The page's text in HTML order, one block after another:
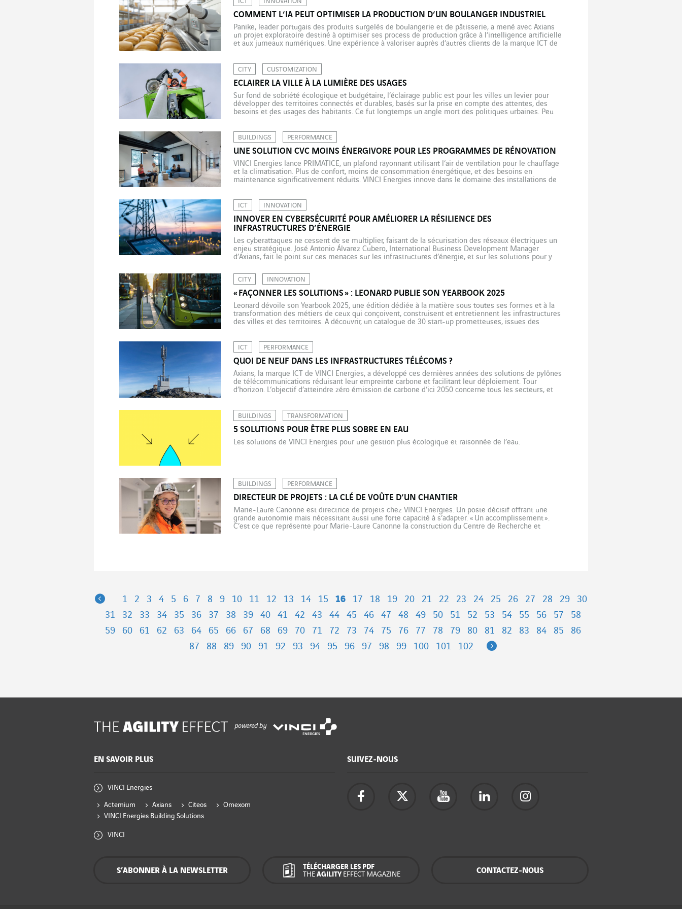
COMMENT L’IA PEUT OPTIMISER LA PRODUCTION D’UN BOULANGER INDUSTRIEL
Panike, leader portugais des produits surgelés de boulangerie et de pâtisserie, a mené avec Axians
un projet exploratoire destiné à optimiser ses process de production grâce à l’intelligence artificielle
et aux jumeaux numériques. Une expérience à valoriser auprès d’autres clients de la marque ICT de
CITY CUSTOMIZATION
ECLAIRER LA VILLE À LA LUMIÈRE DES USAGES
Sur fond de sobriété écologique et budgétaire, l’éclairage public est pour les villes un levier pour
développer des territoires connectés et durables, basés sur la prise en compte des attentes, des
besoins et des usages des habitants. Ce fut longtemps un angle mort des politiques urbaines. Peu
BUILDINGS PERFORMANCE
UNE SOLUTION CVC MOINS ÉNERGIVORE POUR LES PROGRAMMES DE RÉNOVATION
VINCI Energies lance PRIMATICE, un plafond rayonnant utilisant l’air de ventilation pour le chauffage
et la climatisation. Plus de confort, moins de consommation énergétique, et des besoins en
maintenance significativement réduits. VINCI Energies innove dans le domaine des installations de
ICT INNOVATION
INNOVER EN CYBERSÉCURITÉ POUR AMÉLIORER LA RÉSILIENCE DES
INFRASTRUCTURES D’ÉNERGIE
Les cyberattaques ne cessent de se multiplier, faisant de la sécurisation des réseaux électriques un
enjeu stratégique. José Antonio Álvarez Cubero, International Business Development Manager
d’Axians, fait le point sur ces menaces sur les infrastructures d’énergie, et sur les solutions pour y
Omexom et […]
CITY INNOVATION
« FAÇONNER LES SOLUTIONS » : LEONARD PUBLIE SON YEARBOOK 2025
Leonard dévoile son Yearbook 2025, une édition dédiée à la matière sous toutes ses formes et à la
transformation des métiers de ceux qui conçoivent, construisent et entretiennent les infrastructures
des villes et des territoires. A découvrir, un catalogue de 30 start-up prometteuses, issues des
ICT PERFORMANCE
QUOI DE NEUF DANS LES INFRASTRUCTURES TÉLÉCOMS ?
Axians, la marque ICT de VINCI Energies, a développé ces dernières années des solutions de pylônes
de télécommunications réduisant leur empreinte carbone et facilitant leur déploiement. Tour
d’horizon. L’objectif d’atteindre zéro émission de carbone d’ici 2050 concerne tous les secteurs, et
BUILDINGS TRANSFORMATION
5 SOLUTIONS POUR ÊTRE PLUS SOBRE EN EAU
Les solutions de VINCI Energies pour une gestion plus écologique et raisonnée de l’eau.
BUILDINGS PERFORMANCE
DIRECTEUR DE PROJETS : LA CLÉ DE VOÛTE D’UN CHANTIER
Marie-Laure Canonne est directrice de projets chez VINCI Energies. Un poste décisif offrant une
grande autonomie mais nécessitant aussi une forte capacité à s’adapter. « Un accomplissement ».
C’est ce que représente pour Marie-Laure Canonne la construction du Centre de Recherche et
Previous
1 2 3 4 5 6 7 8 9 10 11 12 13 14 15 16 17 18 19 20 21 22 23 24 25 26 27 28 29
30
31
32 33 34 35 36 37 38 39 40 41 42 43 44 45 46 47 48 49 50 51 52 53 54 55 56 57
58
59
60 61 62 63 64 65 66 67 68 69 70 71 72 73 74 75 76 77 78 79 80 81 82 83 84 85
86
87
88 89 90 91 92 93 94 95 96 97 98 99 100 101 102 Next
powered by
EN SAVOIR PLUS
VINCI Energies
Actemium Axians Citeos
Omexom
VINCI Energies Building Solutions
VINCI
SUIVEZ-NOUS
S’ABONNER À LA NEWSLETTER
TÉLÉCHARGER LES PDF
THEAGILITY EFFECT MAGAZINE CONTACTEZ-NOUS